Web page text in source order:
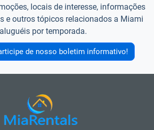
locais de interesse, informações
e outros tópicos relacionados a Miami
por temporada.
de nosso boletim informativo!